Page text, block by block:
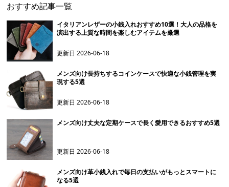
おすすめ記事一覧
イタリアンレザーの小銭入れおすすめ10選！大人の品格を
演出する上質な時間を楽しむアイテムを厳選
更新日2026-06-18
メンズ向け長持ちするコインケースで快適な小銭管理を実
現する5選
更新日2026-06-18
メンズ向け丈夫な定期ケースで長く愛用できるおすすめ5選
更新日2026-06-18
メンズ向け革小銭入れで毎日の支払いがもっとスマートに
なる5選